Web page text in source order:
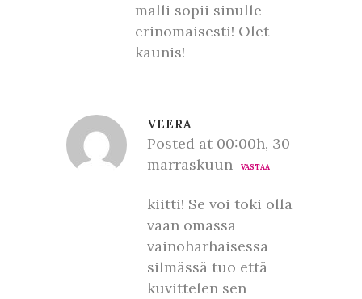
malli sopii sinulle
erinomaisesti! Olet
kaunis!
VEERA
Posted at 00:00h, 30
marraskuun
VASTAA
kiitti! Se voi toki olla
vaan omassa
vainoharhaisessa
silmässä tuo että
kuvittelen sen